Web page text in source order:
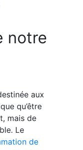
notre
aux
qu’être
mais de
Le
de